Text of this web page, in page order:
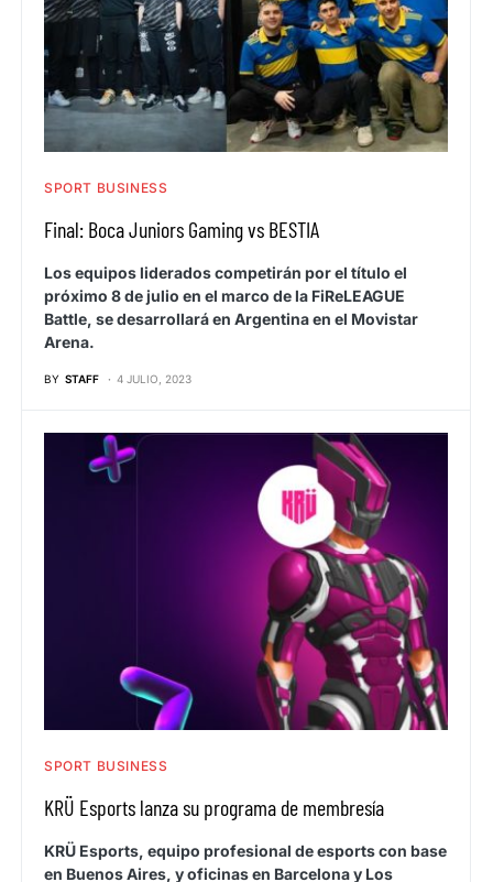
SPORT BUSINESS
Final: Boca Juniors Gaming vs BESTIA
Los equipos liderados competirán por el título el
próximo 8 de julio en el marco de la FiReLEAGUE
Battle, se desarrollará en Argentina en el Movistar
Arena.
BY STAFF 4 JULIO, 2023
SPORT BUSINESS
KRÜ Esports lanza su programa de membresía
KRÜ Esports, equipo profesional de esports con base
en Buenos Aires, y oficinas en Barcelona y Los